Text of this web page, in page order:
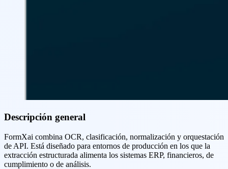
Descripción general
FormXai combina OCR, clasificación, normalización y orquestación
de API. Está diseñado para entornos de producción en los que la
extracción estructurada alimenta los sistemas ERP, financieros, de
cumplimiento o de análisis.